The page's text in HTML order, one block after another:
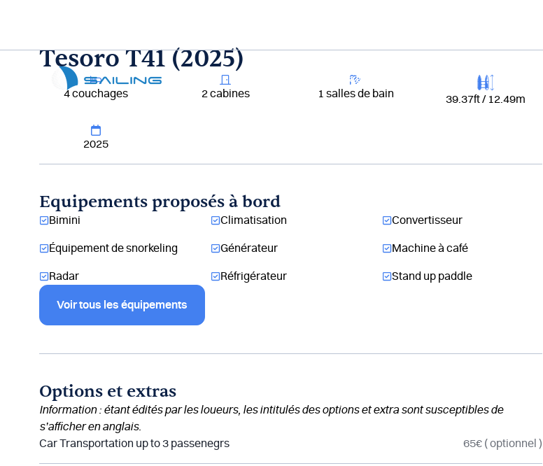
Louer un bateau Croisières
Tesoro T41 (2025)
4 couchages 2 cabines 1 salles de bain 39.37ft / 12.49m
2025
Equipements proposés à bord
Bimini Climatisation Convertisseur
Équipement de snorkeling Générateur Machine à café
Radar Réfrigérateur Stand up paddle
Voir tous les équipements
Options et extras
Information : étant édités par les loueurs, les intitulés des options et extra sont susceptibles de
s’afficher en anglais.
Car Transportation up to 3 passenegrs
65€ ( optionnel )